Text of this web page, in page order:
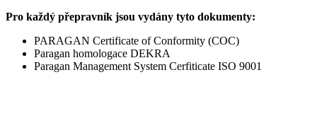
Pro každý přepravník jsou vydány tyto dokumenty:
PARAGAN Certificate of Conformity (COC)
Paragan homologace DEKRA
Paragan Management System Cerfiticate ISO 9001